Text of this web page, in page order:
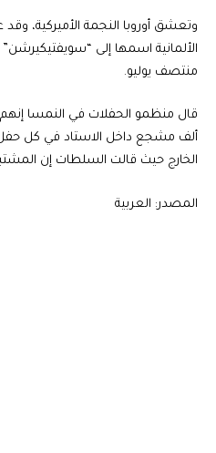
وتعشق أوروبا النجمة الأميركية،
الألمانية اسمها إلى
منتصف يوليو.
الخارج حيث قالت السلطات إن
المصدر: العربية